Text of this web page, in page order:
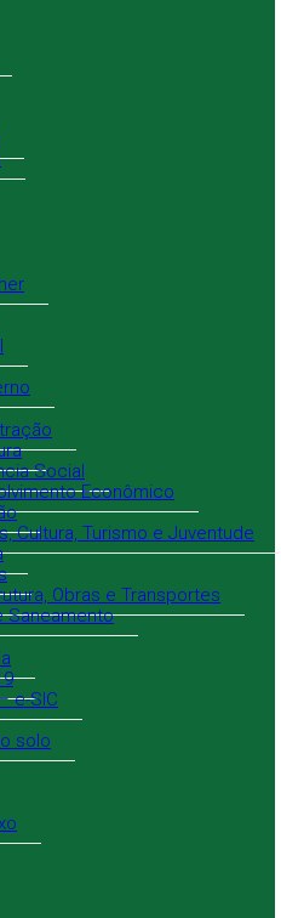
Social
Econômico
Cultura, Turismo e Juventude
Obras e Transportes
Saneamento
e-SIC
solo